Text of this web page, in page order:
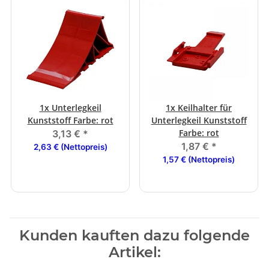
1x Unterlegkeil
Kunststoff Farbe: rot
3,13 € *
2,63 € (Nettopreis)
1x Keilhalter für
Unterlegkeil Kunststoff
Farbe: rot
1,87 € *
1,57 € (Nettopreis)
Kunden kauften dazu folgende
Artikel: